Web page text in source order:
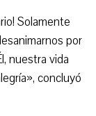
Solamente
por
nuestra vida
concluyó